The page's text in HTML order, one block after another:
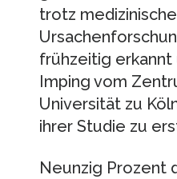
trotz
frühzeitig erkannt
Imping vom
Universität zu
ihrer Studie zu
Neunzig Prozent